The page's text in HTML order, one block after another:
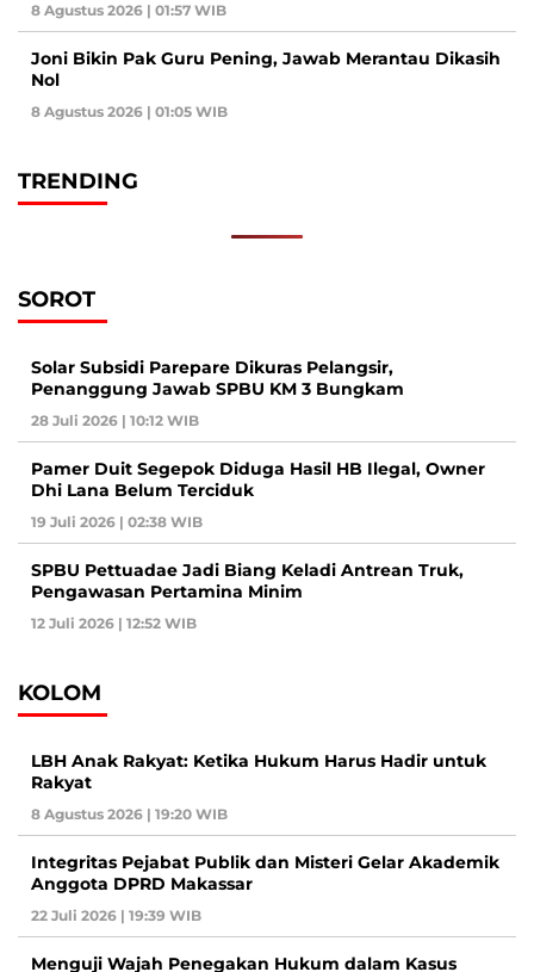
8 Agustus 2026 | 01:57 WIB
Joni Bikin Pak Guru Pening, Jawab Merantau Dikasih
Nol
8 Agustus 2026 | 01:05 WIB
TRENDING
SOROT
Solar Subsidi Parepare Dikuras Pelangsir,
Penanggung Jawab SPBU KM 3 Bungkam
28 Juli 2026 | 10:12 WIB
Pamer Duit Segepok Diduga Hasil HB Ilegal, Owner
Dhi Lana Belum Terciduk
19 Juli 2026 | 02:38 WIB
SPBU Pettuadae Jadi Biang Keladi Antrean Truk,
Pengawasan Pertamina Minim
12 Juli 2026 | 12:52 WIB
KOLOM
LBH Anak Rakyat: Ketika Hukum Harus Hadir untuk
Rakyat
8 Agustus 2026 | 19:20 WIB
Integritas Pejabat Publik dan Misteri Gelar Akademik
Anggota DPRD Makassar
22 Juli 2026 | 19:39 WIB
Menguji Wajah Penegakan Hukum dalam Kasus